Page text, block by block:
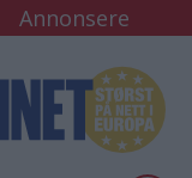
Annonsere